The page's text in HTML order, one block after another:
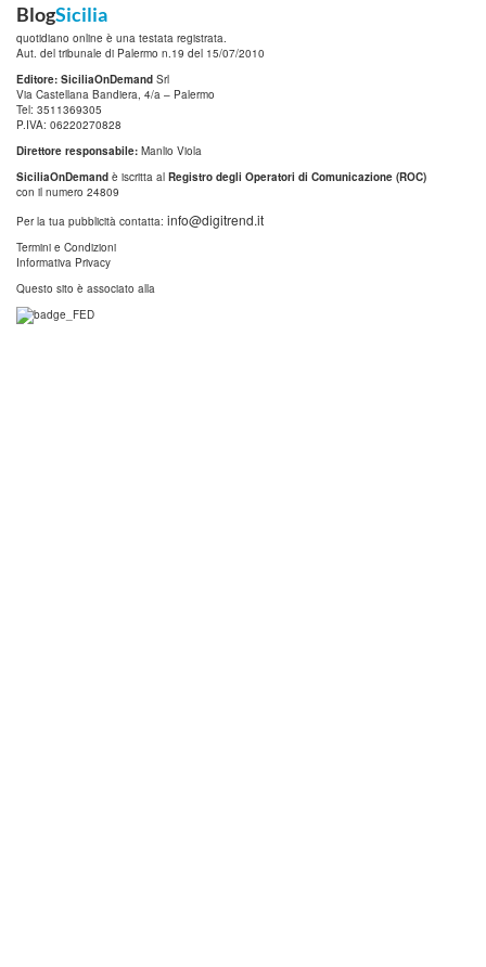
BlogSicilia
quotidiano online è una testata registrata.
Aut. del tribunale di Palermo n.19 del 15/07/2010
Editore: SiciliaOnDemand Srl
Via Castellana Bandiera, 4/a – Palermo
Tel: 3511369305
P.IVA: 06220270828
Direttore responsabile: Manlio Viola
SiciliaOnDemand è iscritta al Registro degli Operatori di Comunicazione (ROC)
con il numero 24809
Per la tua pubblicità contatta: info@digitrend.it
Termini e Condizioni
Informativa Privacy
Questo sito è associato alla